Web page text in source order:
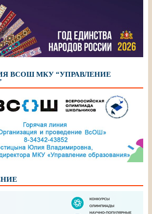
ВСОШ МКУ “УПРАВЛЕНИЕ